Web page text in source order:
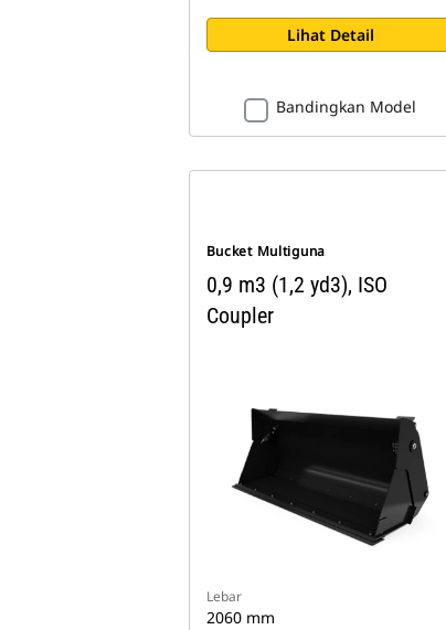
Lihat Detail
Bandingkan Model
Bucket Multiguna
0,9 m3 (1,2 yd3), ISO
Coupler
Lebar
2060 mm